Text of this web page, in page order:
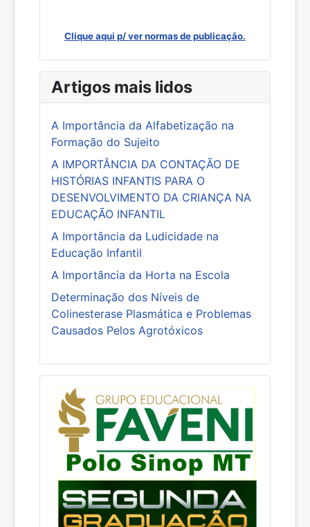
Clique aqui p/ ver normas de publicação.
Artigos mais lidos
A Importância da Alfabetização na
Formação do Sujeito
A IMPORTÂNCIA DA CONTAÇÃO DE
HISTÓRIAS INFANTIS PARA O
DESENVOLVIMENTO DA CRIANÇA NA
EDUCAÇÃO INFANTIL
A Importância da Ludicidade na
Educação Infantil
A Importância da Horta na Escola
Determinação dos Níveis de
Colinesterase Plasmática e Problemas
Causados Pelos Agrotóxicos